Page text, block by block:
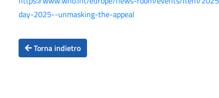
day-2025--unmasking-the-appeal
Torna indietro